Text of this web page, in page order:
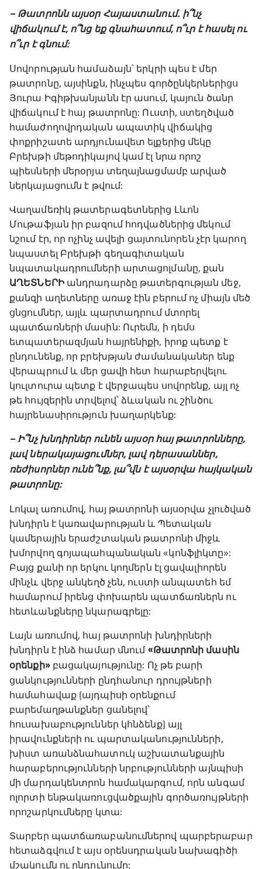
– Թատրոնն այսօր Հայաստանում. ի՞նչ
վիճակում է, ո՞նց եք գնահատում, ո՞ւր է հասել ու
ո՞ւր է գնում:
Սովորության համաձայն՝ երկրի պես է մեր
թատրոնը, այսինքն, ինչպես գործընկերներիցս
Յուրա Իգիթխանյանն էր ասում, կայուն ծանր
վիճակում է հայ թատրոնը: Ուստի, ստեղծված
համաժողովրդական ապատիկ վիճակից
փոքրիշատե արդյունավետ ելքերից մեկը
Բրեխթի մեթոդիկայով կամ էլ նրա որոշ
պիեսների մերօրյա տեղայնացմամբ արված
ներկայացումն է թվում:
Վաղամեռիկ թատերագետներից Լևոն
Մութաֆյան իր բազում հոդվածներից մեկում
նշում էր, որ ոչինչ ավելի ցայտունորեն չէր կարող
նպաստել Բրեխթի գեղագիտական
նպատակադրումների արտացոլմանը, քան
ԱՂԵՏՆԵՐԻանդրադարձը թատերգության մեջ,
քանզի աղետները առաջ էին բերում ոչ միայն մեծ
ցնցումներ, այլև պարտադրում մտորել
պատճառների մասին: Ուրեմն, ի դեմս
ետպատերազմյան հայրենիքի, իրոք պետք է
ընդունենք, որ բրեխթյան ժամանականեր ենք
վերապրում և մեր ցավի հետ հարաբերվելու
կուլտուրա պետք է վերջապես սովորենք, այլ ոչ
թե հույզերին տրվելով՝ ձևական ու շինծու
հայրենասիրություն խաղարկենք:
– Ի՞նչ խնդիրներ ունեն այսօր հայ թատրոնները,
լավ ներակայացումներ, լավ դերասաններ,
ռեժիսորներ ունե՞նք, լա՞վն է այսօրվա հայկական
թատրոնը:
Լոկալ առումով, հայ թատրոնի այսօրվա չլուծված
խնդիրն է կառավարության և Պետական
կամերային երաժշտական թատրոնի միջև
խմորվող գոյապահպանական «կոնֆլիկտը»:
Բայց քանի որ երկու կողմերն էլ ցավալիորեն
մինչև վերջ անկեղծ չեն, ուստի անպատեհ եմ
համարում իրենց փոխարեն պատճառներն ու
հետևանքները նկարագրելը:
Լայն առումով, հայ թատրոնի խնդիրների
խնդիրն է ինձ համար մնում «Թատրոնի մասին
օրենքի»բացակայությունը: Ոչ թե բարի
ցանկությունների ընդհանուր դրույթների
համահավաք (այդպիսի օրենքում
բարեմաղթանքներ ցանելով՝
հուսախաբություններ կհնձենք) այլ
իրավունքների ու պարտականությունների,
խիստ առանձնահատուկ աշխատանքային
հարաբերությունների նրբությունների այնպիսի
մի մարդակենտրոն համակարգում, որն անգամ
ոլորտի ենթակառուցվածքային գործառույթների
որոշարկումները կտա:
Տարբեր պատճառաբանումներով պարբերաբար
հետաձգվում է այս օրենսդրական նախագիծի
մշակումն ու ընդունումը: